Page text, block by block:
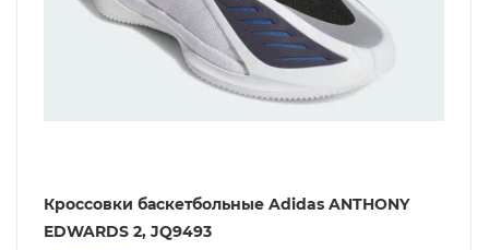
Кроссовки баскетбольные Adidas ANTHONY
EDWARDS 2, JQ9493